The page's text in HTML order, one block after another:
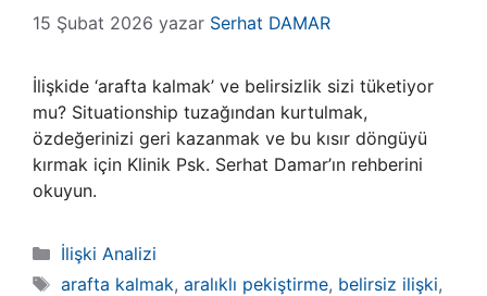
15 Şubat 2026 yazar Serhat DAMAR
İlişkide ‘arafta kalmak’ ve belirsizlik sizi tüketiyor
mu? Situationship tuzağından kurtulmak,
özdeğerinizi geri kazanmak ve bu kısır döngüyü
kırmak için Klinik Psk. Serhat Damar’ın rehberini
okuyun.
Kategoriler
İlişki Analizi
Etiketler
arafta kalmak, aralıklı pekiştirme, belirsiz ilişki,